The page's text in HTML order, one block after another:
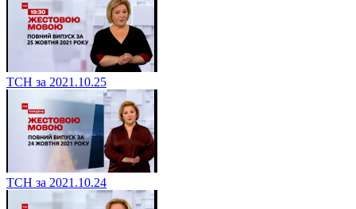
ТСН за 2021.10.25
ТСН за 2021.10.24